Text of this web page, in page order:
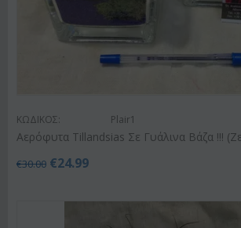
ΚΩΔΙΚΟΣ: Plair1
Αερόφυτα Tillandsias Σε Γυάλινα Βάζα !!!
€30.00 €24.99